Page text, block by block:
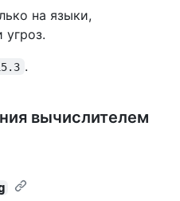
на языки,
.
вычислителем